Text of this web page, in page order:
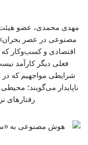
مهدی محمدی، عضو
مصنوعی در عصر بحران»
اقتصادی و کسب‌وکار
فعلی دیگر کارآمد
شرایطی مواجهیم که در
ناپایدار می‌گویند؛
رفتارهای